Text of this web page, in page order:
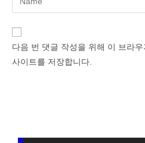
your
name
다음 번 댓글 작성을 위해 이 브라
사이트를 저장합니다.